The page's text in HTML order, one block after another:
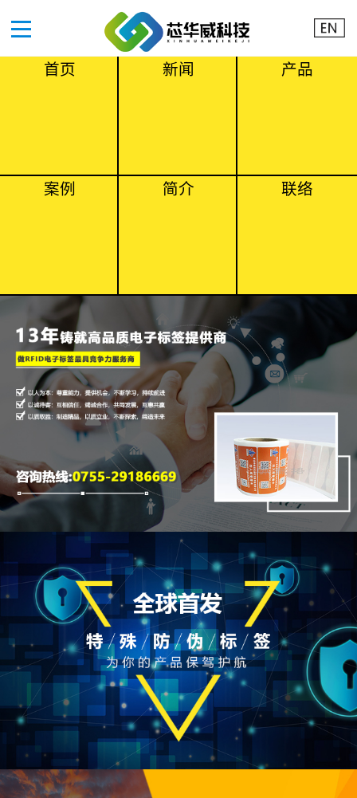
首页 新闻 产品
案例 简介 联络